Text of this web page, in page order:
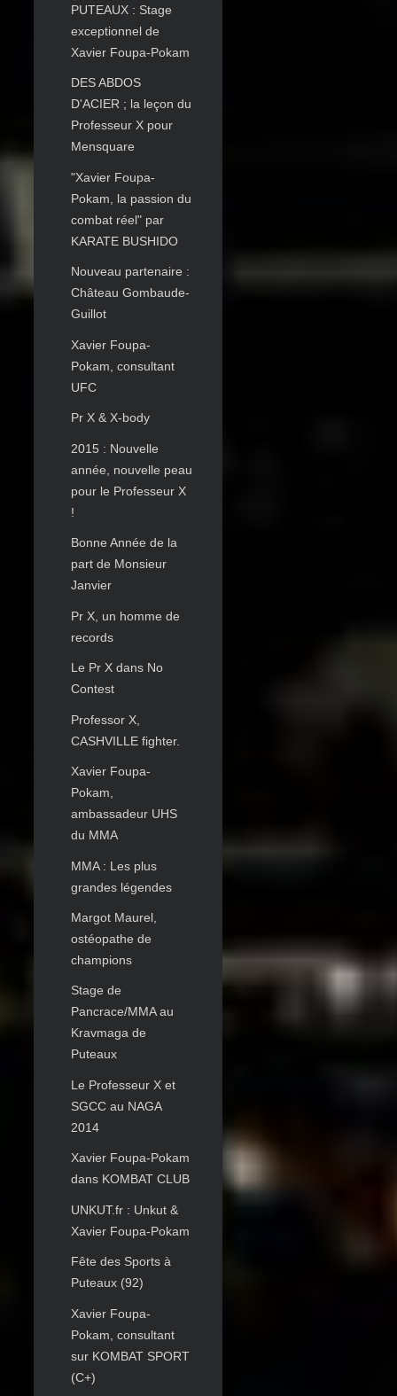
PUTEAUX : Stage
exceptionnel de
Xavier Foupa-Pokam
DES ABDOS
D'ACIER ; la leçon du
Professeur X pour
Mensquare
"Xavier Foupa-
Pokam, la passion du
combat réel" par
KARATE BUSHIDO
Nouveau partenaire :
Château Gombaude-
Guillot
Xavier Foupa-
Pokam, consultant
UFC
Pr X & X-body
2015 : Nouvelle
année, nouvelle peau
pour le Professeur X
!
Bonne Année de la
part de Monsieur
Janvier
Pr X, un homme de
records
Le Pr X dans No
Contest
Professor X,
CASHVILLE fighter.
Xavier Foupa-
Pokam,
ambassadeur UHS
du MMA
MMA : Les plus
grandes légendes
Margot Maurel,
ostéopathe de
champions
Stage de
Pancrace/MMA au
Kravmaga de
Puteaux
Le Professeur X et
SGCC au NAGA
2014
Xavier Foupa-Pokam
dans KOMBAT CLUB
UNKUT.fr : Unkut &
Xavier Foupa-Pokam
Fête des Sports à
Puteaux (92)
Xavier Foupa-
Pokam, consultant
sur KOMBAT SPORT
(C+)